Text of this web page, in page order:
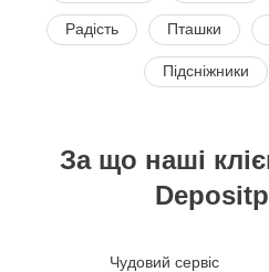
Радість Пташки
Підсніжники
За що наші
Чудовий сервіс